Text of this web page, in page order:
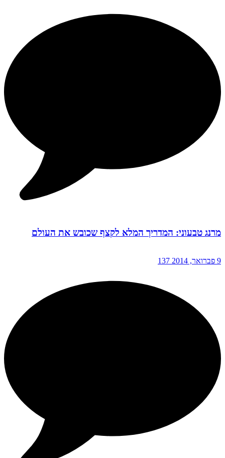
מרנג טבעוני: המדריך המלא לקצף שכובש את העולם
9 פברואר, 2014 137